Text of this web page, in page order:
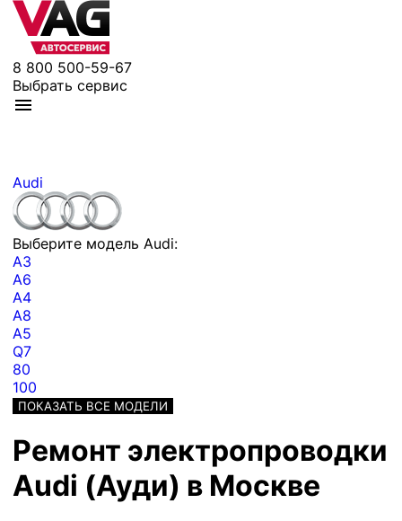
8 800 500-59-67
Выбрать сервис
Audi
Выберите модель Audi:
A3
A6
A4
A8
A5
Q7
80
100
ПОКАЗАТЬ ВСЕ МОДЕЛИ
Ремонт электропроводки
Audi (Ауди) в Москве